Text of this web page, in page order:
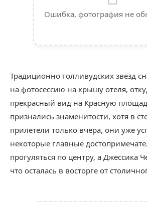
Ошибка, фотография не
Традиционно голливудских звезд
на фотосессию на крышу отеля,
прекрасный вид на Красную
признались знаменитости, хотя в
прилетели только вчера, они уже
некоторые главные
прогуляться по центру, а Джессика
что осталась в восторге от